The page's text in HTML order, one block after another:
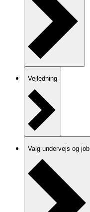
Vejledning
Valg undervejs og job